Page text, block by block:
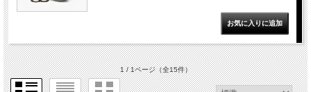
1 / 1ページ（全15件）